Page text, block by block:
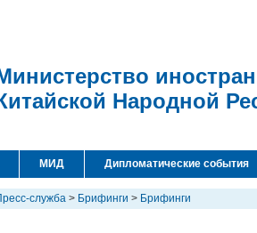
Народной
МИД Дипломатические события
служба > Брифинги > Брифинги